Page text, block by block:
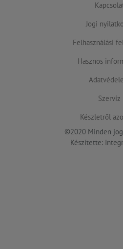
Jogi
Felhasználási
Hasznos
Szervíz
Készletről
©2020 Minden
Készítette: